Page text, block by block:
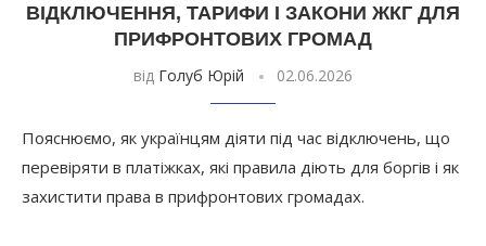
ВІДКЛЮЧЕННЯ, ТАРИФИ І ЗАКОНИ ЖКГ ДЛЯ
ПРИФРОНТОВИХ ГРОМАД
від Голуб Юрій 02.06.2026
Пояснюємо, як українцям діяти під час відключень, що
перевіряти в платіжках, які правила діють для боргів і як
захистити права в прифронтових громадах.